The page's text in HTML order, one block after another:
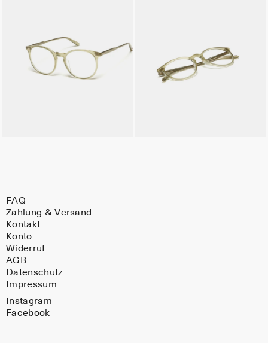
FAQ
Zahlung & Versand
Kontakt
Konto
Widerruf
AGB
Datenschutz
Impressum
Instagram
Facebook